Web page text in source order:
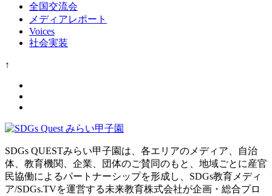
全国交流会
メディアレポート
Voices
社会実装
↑
SDGs QUESTみらい甲子園は、各エリアのメディア、自治
体、教育機関、企業、団体のご賛同のもと、地域ごとに産官
民協働によるパートナーシップを形成し、SDGs教育メディ
ア/SDGs.TVを運営する未来教育株式会社が企画・総合プロ